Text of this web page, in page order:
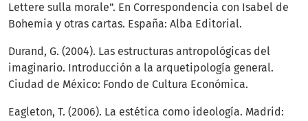
Lettere sulla morale”. En Correspondencia con Isabel de
Bohemia y otras cartas. España: Alba Editorial.
Durand, G. (2004). Las estructuras antropológicas del
imaginario. Introducción a la arquetipología general.
Ciudad de México: Fondo de Cultura Económica.
Eagleton, T. (2006). La estética como ideología. Madrid: